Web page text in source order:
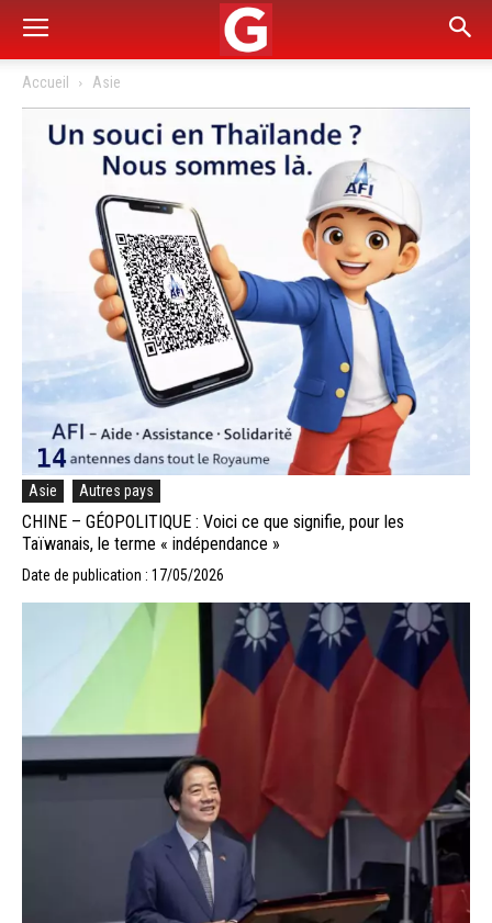
Accueil Asie
Asie Autres pays
CHINE – GÉOPOLITIQUE : Voici ce que signifie, pour les
Taïwanais, le terme « indépendance »
Date de publication : 17/05/2026